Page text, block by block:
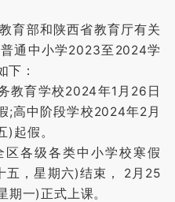
部和陕西省教育厅有关
通中小学2023至2024学
下：
育学校2024年1月26日
;高中阶段学校2024年2月
)起假。
各级各类中小学校寒假
，星期六)结束， 2月25
一)正式上课。